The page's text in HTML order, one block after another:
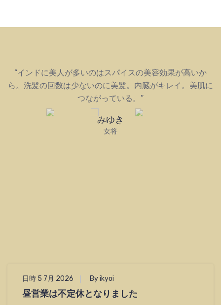
“インドに美人が多いのはスパイスの美容効果が高いか
ら。洗髪の回数は少ないのに美髪。内臓がキレイ。美肌に
つながっている。”
みゆき
女将
日時 5 7月 2026 By ikyoi
昼営業は不定休となりました